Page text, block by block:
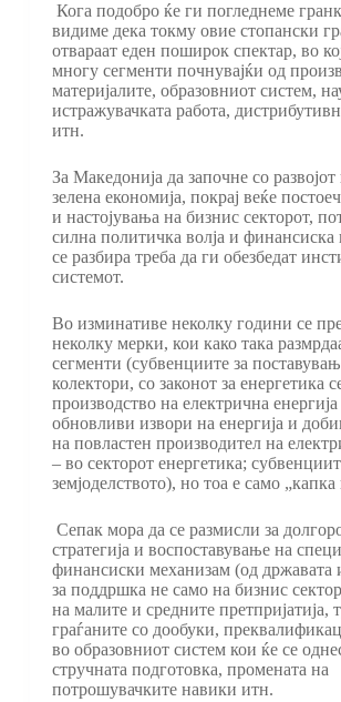
Кога подобро ќе ги погледнеме
видиме дека токму овие стопански
отвараат еден поширок спектар, во
многу сегменти почнувајќи од
материјалите, образовниот систем,
истражувачката работа,
итн.
За Македонија да започне со развојот
зелена економија, покрај веќе
и настојувања на бизнис секторот,
силна политичка волја и финансиска
се разбира треба да ги обезбедат
системот.
Во изминативе неколку години се
неколку мерки, кои како така
сегменти (субвенциите за
колектори, со законот за енергетика
производство на електрична
обновливи извори на енергија и
на повластен производител на
– во секторот енергетика;
земјоделството), но тоа е само
Сепак мора да се размисли за
стратегија и воспоставување на
финансиски механизам (од државата
за поддршка не само на бизнис
на малите и средните претпријатија,
граѓаните со дообуки,
во образовниот систем кои ќе се
стручната подготовка, промената на
потрошувачките навики итн.